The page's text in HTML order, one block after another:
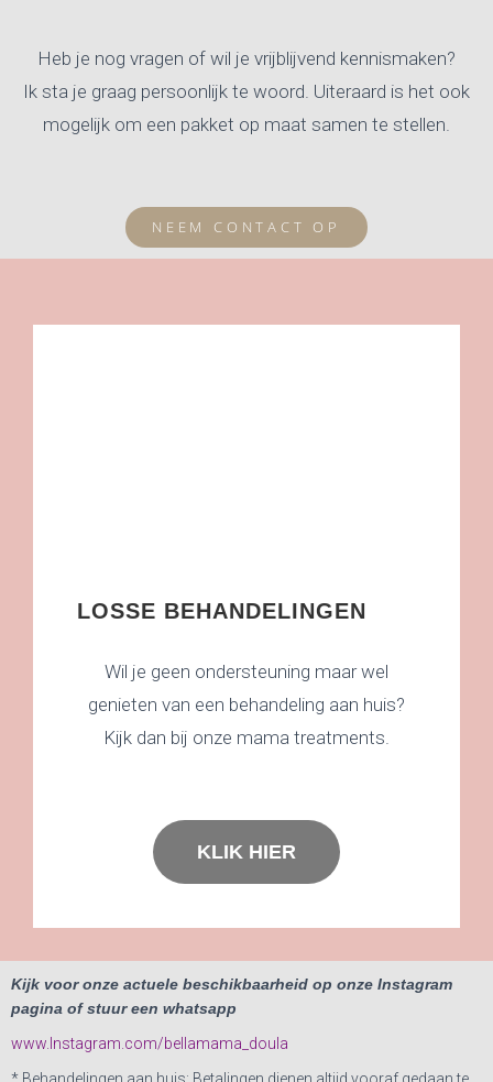
Heb je nog vragen of wil je vrijblijvend kennismaken?
Ik sta je graag persoonlijk te woord. Uiteraard is het ook
mogelijk om een pakket op maat samen te stellen.
NEEM CONTACT OP
LOSSE BEHANDELINGEN
Wil je geen ondersteuning maar wel
genieten van een behandeling aan huis?
Kijk dan bij onze mama treatments.
KLIK HIER
Kijk voor onze actuele beschikbaarheid op onze Instagram
pagina of stuur een whatsapp
www.Instagram.com/bellamama_doula